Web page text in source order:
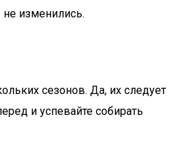
изменились.
сезонов. Да, их следует
и успевайте собирать